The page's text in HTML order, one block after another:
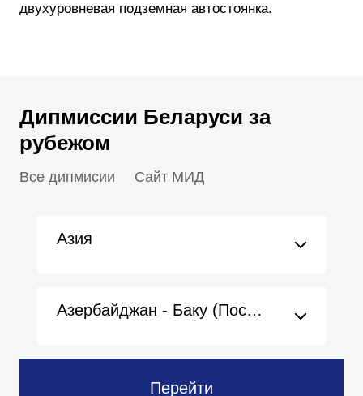
двухуровневая подземная автостоянка.
Дипмиссии Беларуси за
рубежом
Все дипмисии Сайт МИД
Азия
Азербайджан - Баку (Посольство)
Перейти